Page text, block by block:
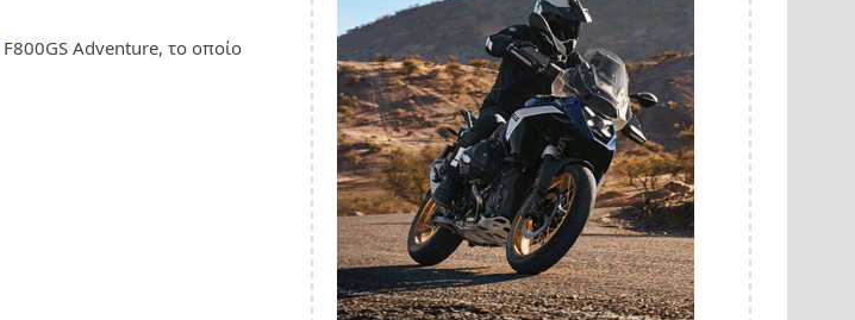
F800GS Adventure, το οποίο